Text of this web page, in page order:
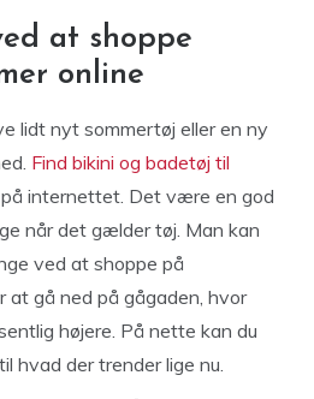
at shoppe
online
lidt nyt sommertøj eller en ny
Find bikini og badetøj til
internettet. Det være en god
når det gælder tøj. Man kan
ved at shoppe på
gå ned på gågaden, hvor
højere. På nette kan du
hvad der trender lige nu.